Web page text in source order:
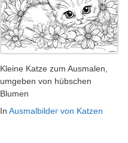
Kleine Katze zum Ausmalen,
umgeben von hübschen
Blumen
In Ausmalbilder von Katzen